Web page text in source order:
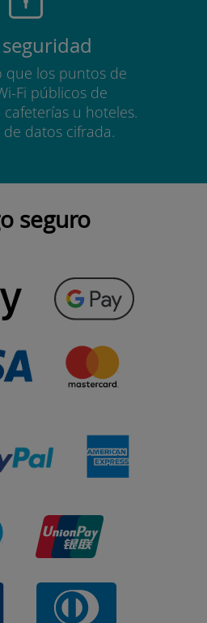
que los puntos de
Fi públicos de
u hoteles.
datos cifrada.
seguro